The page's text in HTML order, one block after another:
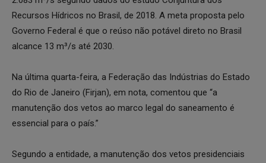
Recursos Hídricos no Brasil, de 2018. A meta proposta pelo
Governo Federal é que o reúso não potável direto no Brasil
alcance 13 m³/s até 2030.
Na última quarta-feira, a Federação das Indústrias do Estado
do Rio de Janeiro (Firjan), em nota, comentou que “a
manutenção dos vetos ao marco legal do saneamento é
essencial para o país.”
Segundo a entidade, a manutenção dos vetos presidenciais